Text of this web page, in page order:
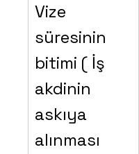
Vize
süresinin
bitimi ( İş
akdinin
askıya
alınması